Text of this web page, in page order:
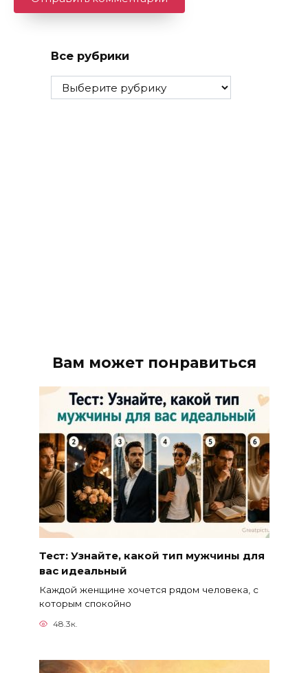
Все рубрики
Все
рубрики
Вам может понравиться
Тест: Узнайте, какой тип мужчины для
вас идеальный
Каждой женщине хочется рядом человека, с
которым спокойно
48.3к.